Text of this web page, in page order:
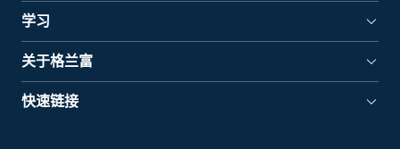
学习
关于格兰富
快速链接